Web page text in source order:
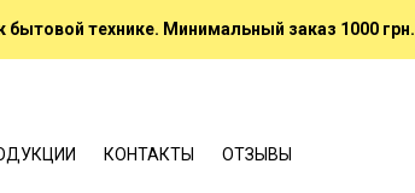
бытовой технике. Минимальный заказ 1000 грн.
КОНТАКТЫ ОТЗЫВЫ